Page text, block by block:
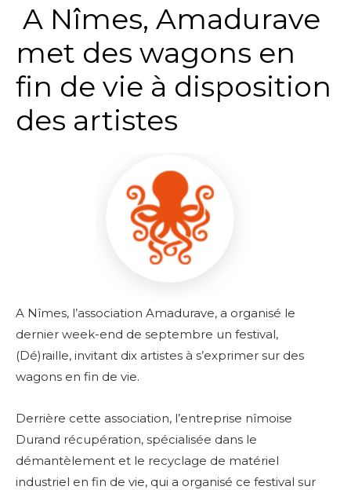
A Nîmes, Amadurave
met des wagons en
fin de vie à disposition
des artistes
A Nîmes, l’association Amadurave, a organisé le
dernier week-end de septembre un festival,
(Dé)raille, invitant dix artistes à s’exprimer sur des
wagons en fin de vie.
Derrière cette association, l’entreprise nîmoise
Durand récupération, spécialisée dans le
démantèlement et le recyclage de matériel
industriel en fin de vie, qui a organisé ce festival sur